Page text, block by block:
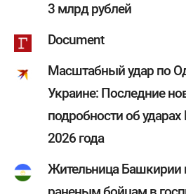
3 млрд рублей
Document
Масштабный удар по
Украине: Последние
подробности об ударах
2026 года
Жительница Башкирии